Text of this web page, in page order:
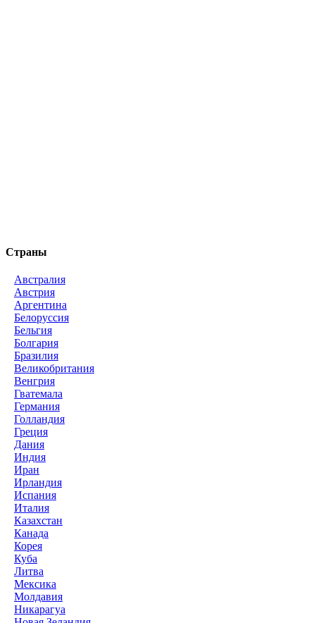
Страны
Австралия
Австрия
Аргентина
Белоруссия
Бельгия
Болгария
Бразилия
Великобритания
Венгрия
Гватемала
Германия
Голландия
Греция
Дания
Индия
Иран
Ирландия
Испания
Италия
Казахстан
Канада
Корея
Куба
Литва
Мексика
Молдавия
Никарагуа